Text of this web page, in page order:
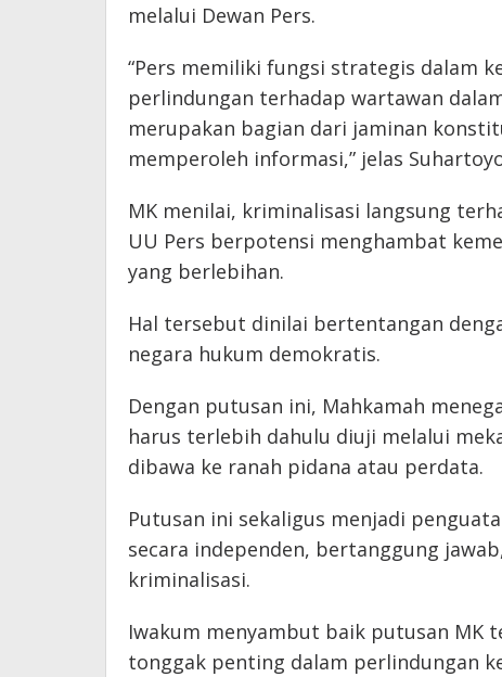
melalui Dewan Pers.
“Pers memiliki fungsi strategis dalam
perlindungan terhadap wartawan
merupakan bagian dari jaminan
memperoleh informasi,” jelas
MK menilai, kriminalisasi langsung
UU Pers berpotensi menghambat
yang berlebihan.
Hal tersebut dinilai bertentangan
negara hukum demokratis.
Dengan putusan ini, Mahkamah
harus terlebih dahulu diuji melalui
dibawa ke ranah pidana atau perdata.
Putusan ini sekaligus menjadi
secara independen, bertanggung
kriminalisasi.
Iwakum menyambut baik putusan MK
tonggak penting dalam perlindungan